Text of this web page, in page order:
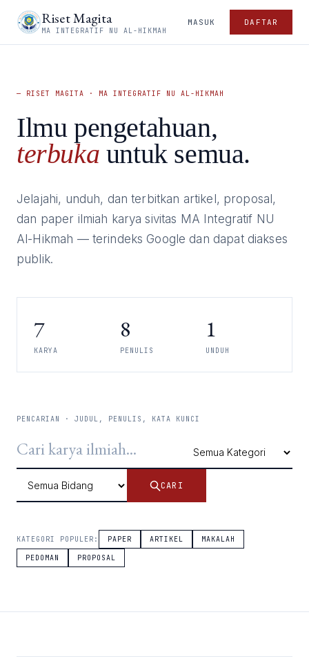
Riset Magita
MA INTEGRATIF NU AL-HIKMAH
MASUK DAFTAR
— RISET MAGITA · MA INTEGRATIF NU AL-HIKMAH
Ilmu pengetahuan,
terbuka untuk semua.
Jelajahi, unduh, dan terbitkan artikel, proposal,
dan paper ilmiah karya sivitas MA Integratif NU
Al-Hikmah — terindeks Google dan dapat diakses
publik.
7
KARYA
8
PENULIS
1
UNDUH
PENCARIAN · JUDUL, PENULIS, KATA KUNCI
CARI
KATEGORI POPULER: PAPER ARTIKEL MAKALAH
PEDOMAN PROPOSAL